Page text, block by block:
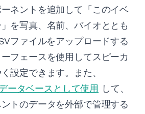
ネントを追加して「このイベ
を写真、名前、バイオととも
ファイルをアップロードする
フェースを使用してスピーカ
設定できます。また、
ータベースとして使用
して、
トのデータを外部で管理する